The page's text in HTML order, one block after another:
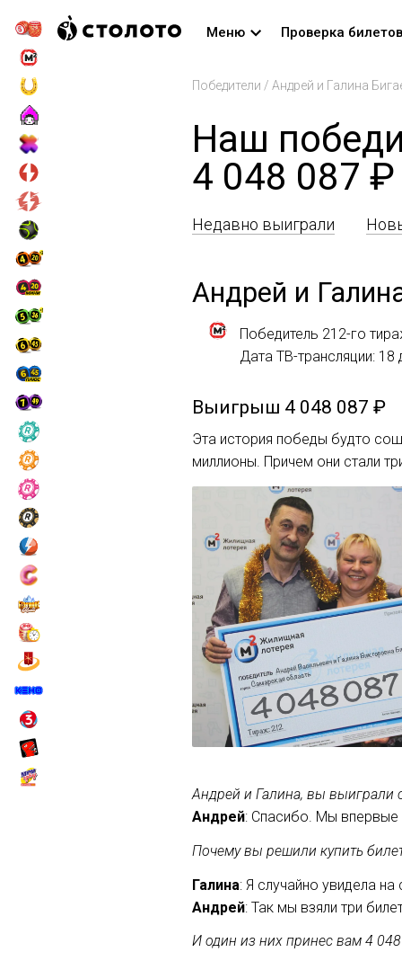
Меню Проверка билетов
Победители / Андрей и Галина
Наш
4 048 087 ₽
Недавно выиграли
Андрей и
Победитель 212-го
Дата ТВ-трансляции: 18
Выигрыш 4 048 087 ₽
Эта история победы будто
миллионы. Причем они стали
Андрей и Галина, вы выиграли
Андрей: Спасибо. Мы впервые
Почему вы решили купить
Галина: Я случайно увидела на
Андрей: Так мы взяли три
И один из них принес вам 4